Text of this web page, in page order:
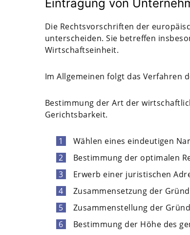
Eintragung von
Die Rechtsvorschriften der
unterscheiden. Sie betreffen
Wirtschaftseinheit.
Im Allgemeinen folgt das Verfahren
Bestimmung der Art der
Gerichtsbarkeit.
Wählen eines eindeutigen
Bestimmung der optimalen
Erwerb einer juristischen
Zusammensetzung der
Zusammenstellung der
Bestimmung der Höhe des